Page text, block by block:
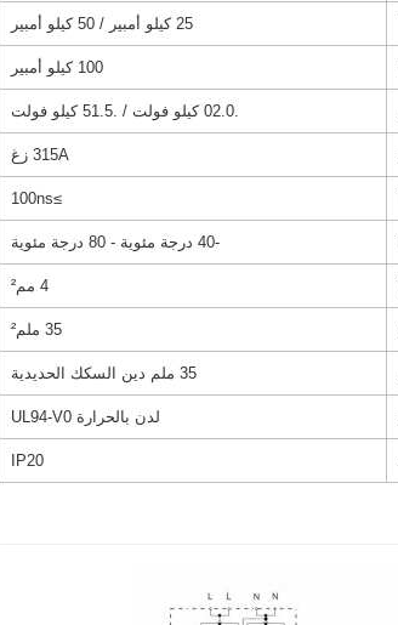
25 كيلو أمبير / 50 كيلو أمبير
100 كيلو أمبير
.02.0 كيلو فولت / .51.5 كيلو فولت
315A زغ
≥100ns
-40 درجة مئوية - 80 درجة مئوية
4 مم²
35 ملم²
35 ملم دين السكك الحديدية
لدن بالحرارة UL94-V0
IP20